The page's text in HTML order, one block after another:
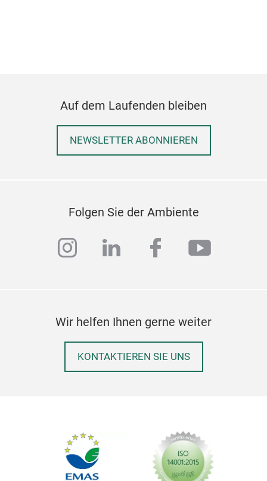
Auf dem Laufenden bleiben
NEWSLETTER ABONNIEREN
Folgen Sie der Ambiente
instagram
linkedinfacebook
Wir helfen Ihnen gerne weiter
KONTAKTIEREN SIE UNS